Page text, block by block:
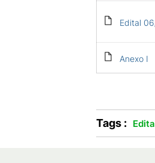
Edital
Anexo I
Tags :